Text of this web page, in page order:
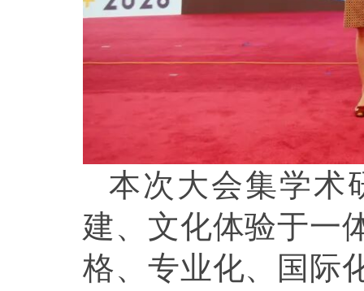
本次大会集学术
建、文化体验于一
格、专业化、国际